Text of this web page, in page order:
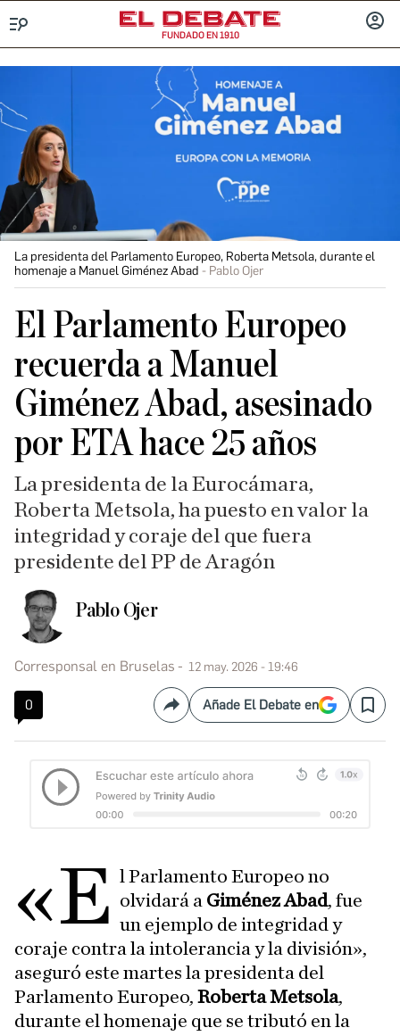
FUNDADO EN 1910
La presidenta del Parlamento Europeo, Roberta Metsola, durante el
homenaje a Manuel Giménez Abad
Pablo Ojer
El Parlamento Europeo
recuerda a Manuel
Giménez Abad, asesinado
por ETA hace 25 años
La presidenta de la Eurocámara,
Roberta Metsola, ha puesto en valor la
integridad y coraje del que fuera
presidente del PP de Aragón
Pablo Ojer
Corresponsal en Bruselas 12 may. 2026 - 19:46
0 CompartirAñade El Debate en Save
«e l Parlamento Europeo no
olvidará a Giménez Abad, fue
un ejemplo de integridad y
coraje contra la intolerancia y la división»,
aseguró este martes la presidenta del
Parlamento Europeo, Roberta Metsola,
durante el homenaje que se tributó en la